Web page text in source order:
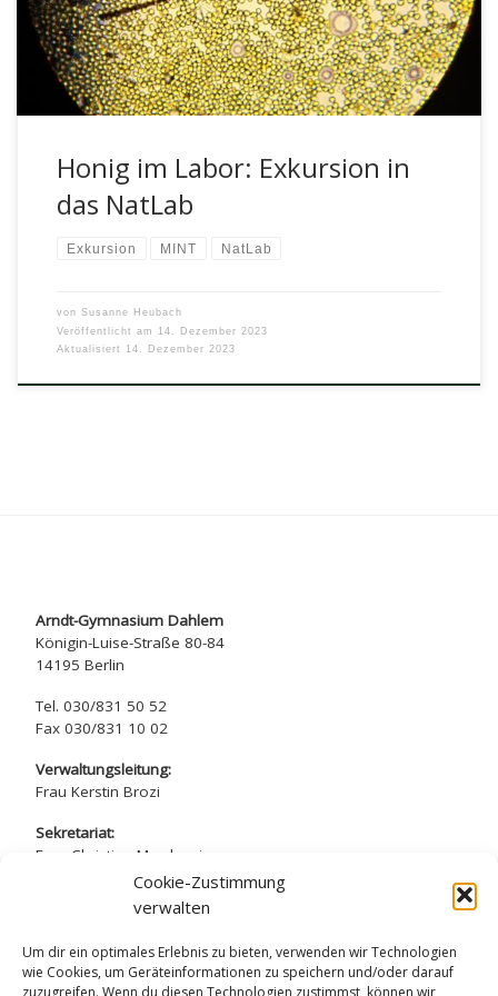
Cookie-Zustimmung
verwalten
Um dir ein optimales Erlebnis zu bieten, verwenden wir Technologien
wie Cookies, um Geräteinformationen zu speichern und/oder darauf
zuzugreifen. Wenn du diesen Technologien zustimmst, können wir
Honig im Labor: Exkursion in
das NatLab
Exkursion MINT NatLab
von Susanne Heubach
Veröffentlicht am
14. Dezember 2023
Aktualisiert
14. Dezember 2023
Arndt-Gymnasium Dahlem
Königin-Luise-Straße 80-84
14195 Berlin
Tel. 030/831 50 52
Fax 030/831 10 02
Verwaltungsleitung:
Frau Kerstin Brozi
Sekretariat:
Frau Christina Marchewicz
Frau Nadine Simros
sekretariat@arndt-gymnasium.de